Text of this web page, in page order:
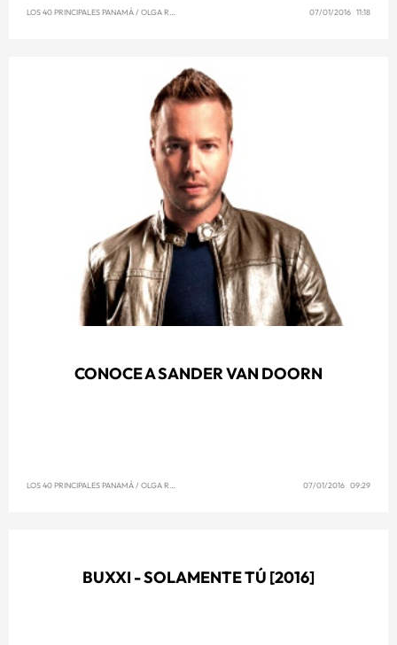
LOS 40 PRINCIPALES PANAMÁ/ OLGA REYNA 07/01/2016 11:18
CONOCE A SANDER VAN DOORN
LOS 40 PRINCIPALES PANAMÁ/ OLGA REYNA 07/01/2016 09:29
BUXXI - SOLAMENTE TÚ [2016]